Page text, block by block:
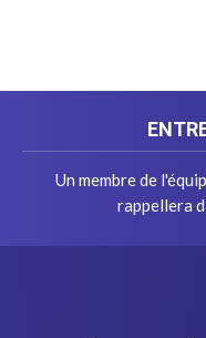
Un membre de
rappellera